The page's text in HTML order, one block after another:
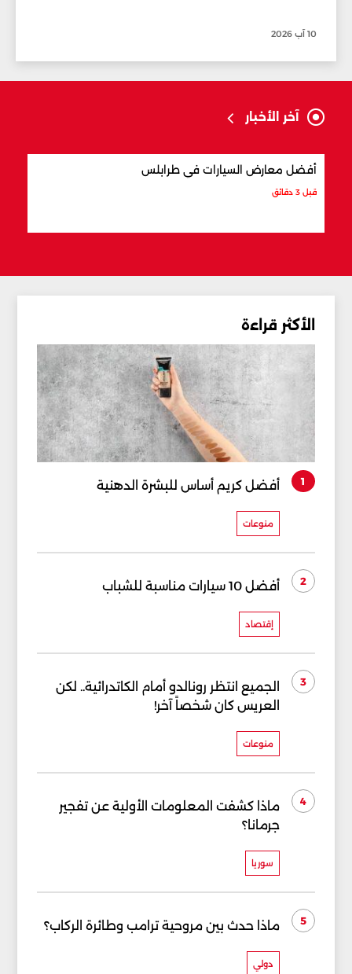
10 آب 2026
آخر الأخبار
أفضل معارض السيارات في طرابلس
قبل 3 دقائق
الأكثر قراءة
1 أفضل كريم أساس للبشرة الدهنية
منوعات
2 أفضل 10 سيارات مناسبة للشباب
إقتصاد
3
الجميع انتظر رونالدو أمام الكاتدرائية.. لكن
العريس كان شخصاً آخر!
منوعات
4
ماذا كشفت المعلومات الأولية عن تفجير
جرمانا؟
سوريا
5 ماذا حدث بين مروحية ترامب وطائرة الركاب؟
دولي